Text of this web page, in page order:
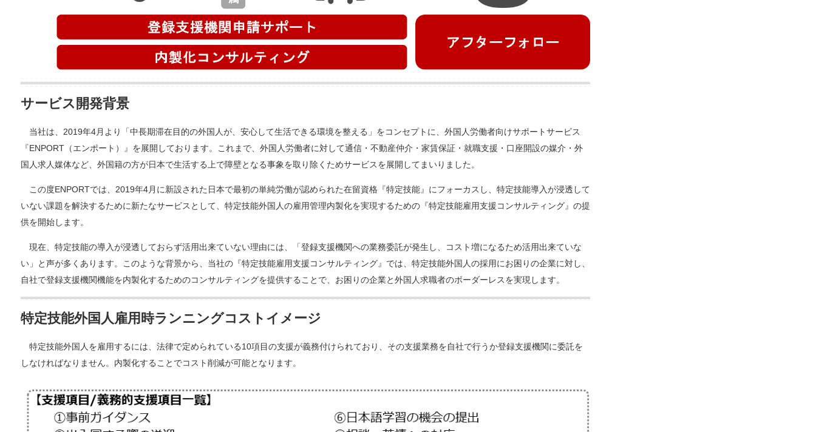
サービス開発背景
当社は、2019年4月より「中長期滞在目的の外国人が、安心して生活できる環境を整える」をコンセプトに、外国人労働者向けサポートサービス
『ENPORT（エンポート）』を展開しております。これまで、外国人労働者に対して通信・不動産仲介・家賃保証・就職支援・口座開設の媒介・外
国人求人媒体など、外国籍の方が日本で生活する上で障壁となる事象を取り除くためサービスを展開してまいりました。
この度ENPORTでは、2019年4月に新設された日本で最初の単純労働が認められた在留資格『特定技能』にフォーカスし、特定技能導入が浸透して
いない課題を解決するために新たなサービスとして、特定技能外国人の雇用管理内製化を実現するための『特定技能雇用支援コンサルティング』の提
供を開始します。
現在、特定技能の導入が浸透しておらず活用出来ていない理由には、「登録支援機関への業務委託が発生し、コスト増になるため活用出来ていな
い」と声が多くあります。このような背景から、当社の『特定技能雇用支援コンサルティング』では、特定技能外国人の採用にお困りの企業に対し、
自社で登録支援機関機能を内製化するためのコンサルティングを提供することで、お困りの企業と外国人求職者のボーダーレスを実現します。
特定技能外国人雇用時ランニングコストイメージ
特定技能外国人を雇用するには、法律で定められている10項目の支援が義務付けられており、その支援業務を自社で行うか登録支援機関に委託を
しなければなりません。内製化することでコスト削減が可能となります。